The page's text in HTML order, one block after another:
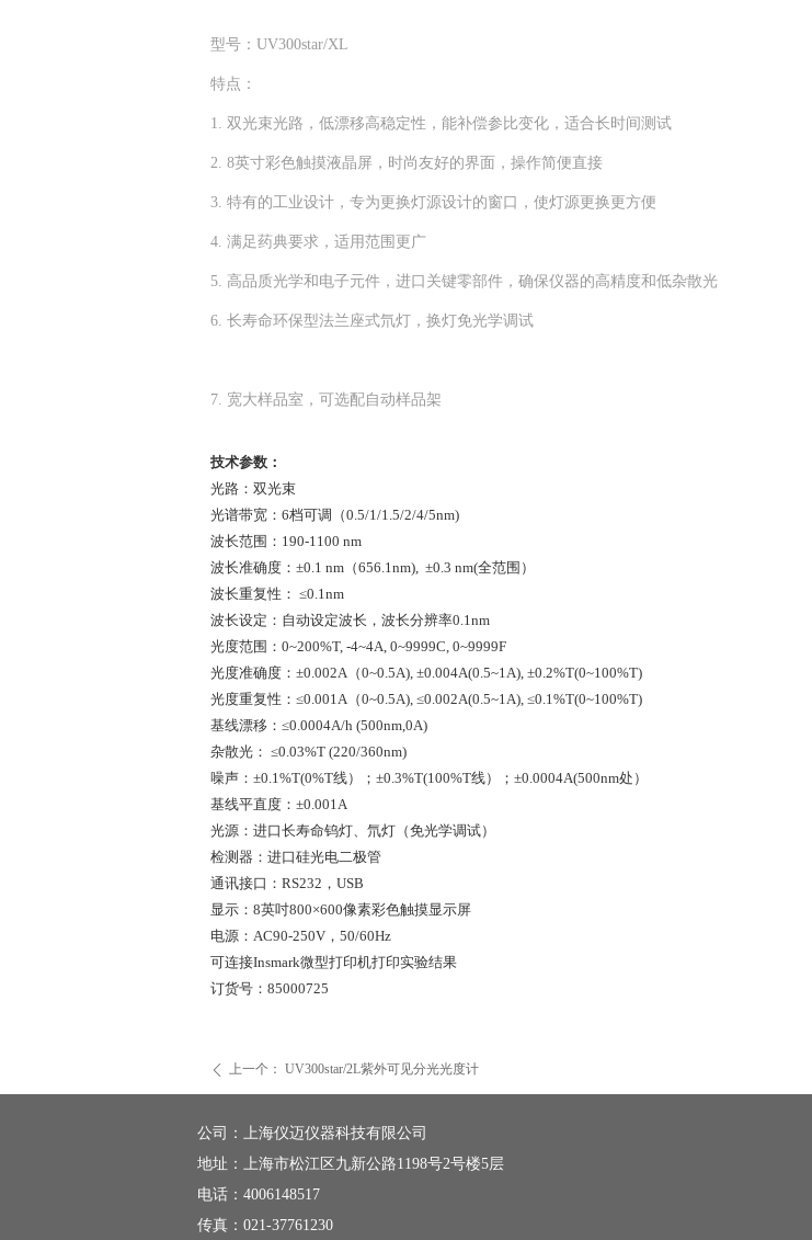
型号：UV300star/XL
特点：
1. 双光束光路，低漂移高稳定性，能补偿参比变化，适合长时间测试
2. 8英寸彩色触摸液晶屏，时尚友好的界面，操作简便直接
3. 特有的工业设计，专为更换灯源设计的窗口，使灯源更换更方便
4. 满足药典要求，适用范围更广
5. 高品质光学和电子元件，进口关键零部件，确保仪器的高精度和低杂散光
6. 长寿命环保型法兰座式氘灯，换灯免光学调试
7. 宽大样品室，可选配自动样品架
ꄴ 上一个： UV300star/2L紫外可见分光光度计
技术参数：
光路：双光束
光谱带宽： 6档可调（0.5/1/1.5/2/4/5nm)
波长范围： 190-1100 nm
波长准确度： ±0.1 nm（656.1nm), ±0.3 nm(全范围）
波长重复性： ≤0.1nm
波长设定：自动设定波长，波长分辨率0.1nm
光度范围： 0~200%T, -4~4A, 0~9999C, 0~9999F
光度准确度： ±0.002A（0~0.5A), ±0.004A(0.5~1A), ±0.2%T(0~100%T)
光度重复性： ≤0.001A（0~0.5A), ≤0.002A(0.5~1A), ≤0.1%T(0~100%T)
基线漂移： ≤0.0004A/h (500nm,0A)
杂散光： ≤0.03%T (220/360nm)
噪声： ±0.1%T(0%T线）；±0.3%T(100%T线）；±0.0004A(500nm处）
基线平直度： ±0.001A
光源：进口长寿命钨灯、氘灯（免光学调试）
检测器：进口硅光电二极管
通讯接口： RS232，USB
显示： 8英吋800×600像素彩色触摸显示屏
电源： AC90-250V，50/60Hz
可连接Insmark微型打印机打印实验结果
订货号： 85000725
公司： 上海仪迈仪器科技有限公司
地址： 上海市松江区九新公路1198号2号楼5层
电话： 4006148517
传真： 021-37761230